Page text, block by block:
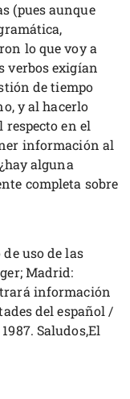
(pues aunque
lo que voy a
verbos exigían
de tiempo
y al hacerlo
en el
información al
alguna
completa sobre
uso de las
Madrid:
información
del español /
Saludos,El